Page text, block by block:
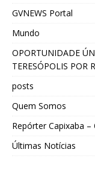
GVNEWS Portal
Mundo
OPORTUNIDADE
TERESÓPOLIS POR
posts
Quem Somos
Repórter Capixaba
Últimas Notícias